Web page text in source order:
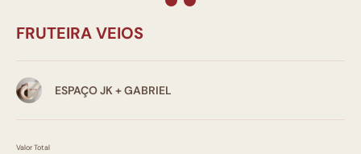
FRUTEIRA VEIOS
ESPAÇO JK + GABRIEL
Valor Total